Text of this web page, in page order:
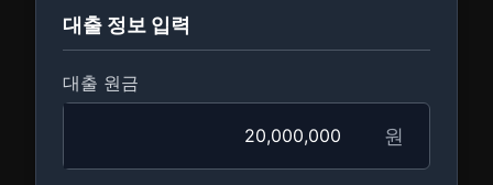
대출 정보 입력
대출 원금
원